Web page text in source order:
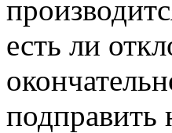
есть ли
подправить